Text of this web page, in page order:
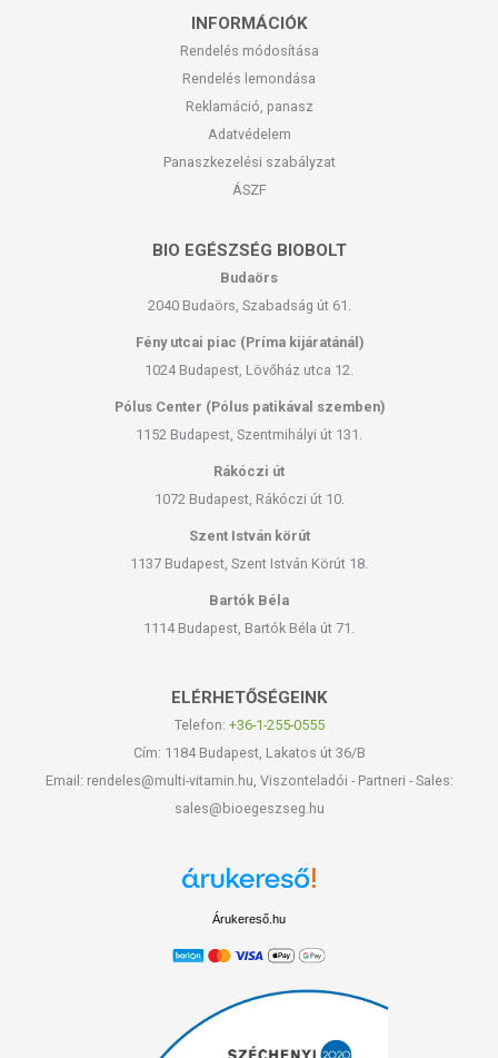
INFORMÁCIÓK
Rendelés módosítása
Rendelés lemondása
Reklamáció, panasz
Adatvédelem
Panaszkezelési szabályzat
ÁSZF
BIO EGÉSZSÉG BIOBOLT
Budaörs
2040 Budaörs, Szabadság út 61.
Fény utcai piac (Príma kijáratánál)
1024 Budapest, Lövőház utca 12.
Pólus Center (Pólus patikával szemben)
1152 Budapest, Szentmihályi út 131.
Rákóczi út
1072 Budapest, Rákóczi út 10.
Szent István körút
1137 Budapest, Szent István Körút 18.
Bartók Béla
1114 Budapest, Bartók Béla út 71.
ELÉRHETŐSÉGEINK
Telefon: +36-1-255-0555
Cím: 1184 Budapest, Lakatos út 36/B
Email: rendeles@multi-vitamin.hu, Viszonteladói - Partneri - Sales:
sales@bioegeszseg.hu
Árukereső.hu